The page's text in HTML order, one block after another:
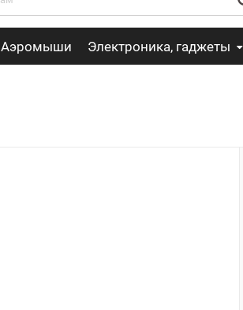
Аэромыши Электроника, гаджеты